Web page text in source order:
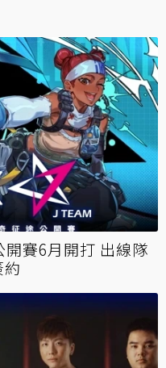
開賽6月開打 出線隊